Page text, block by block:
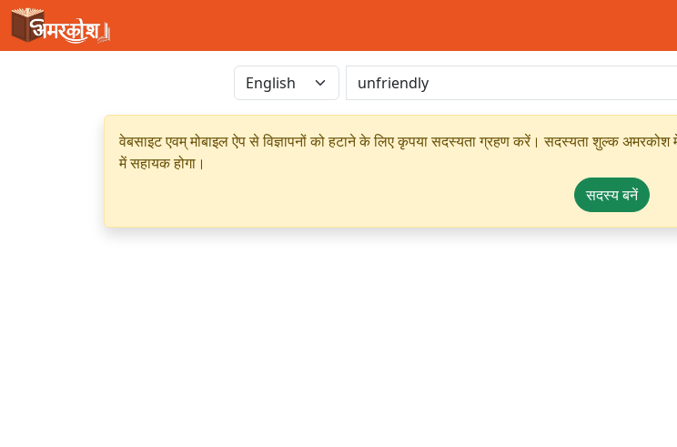
वेबसाइट एवम् मोबाइल ऐप से विज्ञापनों को हटाने के लिए कृपया सदस्यता ग्रहण करें। सदस्यता शुल्क अमरकोश
में सहायक होगा।
सदस्य बनें